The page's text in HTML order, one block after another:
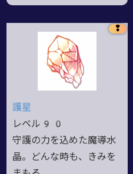
❢
護星
レベル90
守護の力を込めた魔導水
晶。どんな時も、きみを